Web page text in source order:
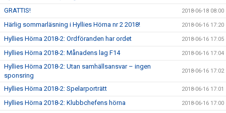
GRATTIS! 2018-06-18 08:00
Härlig sommarläsning i Hyllies Hörna nr 2 2018! 2018-06-16 17:20
Hyllies Hörna 2018-2: Ordföranden har ordet 2018-06-16 17:05
Hyllies Hörna 2018-2: Månadens lag F14 2018-06-16 17:04
Hyllies Hörna 2018-2: Utan samhällsansvar – ingen
sponsring
2018-06-16 17:02
Hyllies Hörna 2018-2: Spelarporträtt 2018-06-16 17:01
Hyllies Hörna 2018-2: Klubbchefens hörna 2018-06-16 17:00